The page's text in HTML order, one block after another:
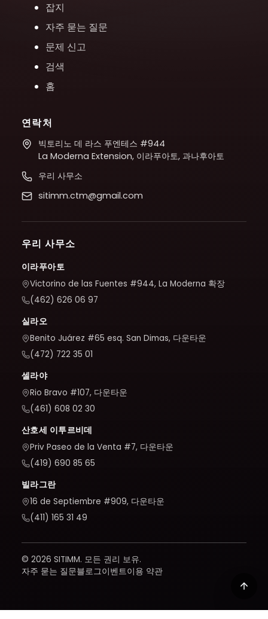
잡지
자주 묻는 질문
문제 신고
검색
홈
연락처
빅토리노 데 라스 푸엔테스 #944
La Moderna Extension, 이라푸아토, 과나후아토
우리 사무소
sitimm.ctm@gmail.com
우리 사무소
이라푸아토
Victorino de las Fuentes #944, La Moderna 확장
(462) 626 06 97
실라오
Benito Juárez #65 esq. San Dimas, 다운타운
(472) 722 35 01
셀라야
Rio Bravo #107, 다운타운
(461) 608 02 30
산호세 이투르비데
Priv Paseo de la Venta #7, 다운타운
(419) 690 85 65
빌라그란
16 de Septiembre #909, 다운타운
(411) 165 31 49
© 2026 SITIMM. 모든 권리 보유.
자주 묻는 질문블로그이벤트이용 약관